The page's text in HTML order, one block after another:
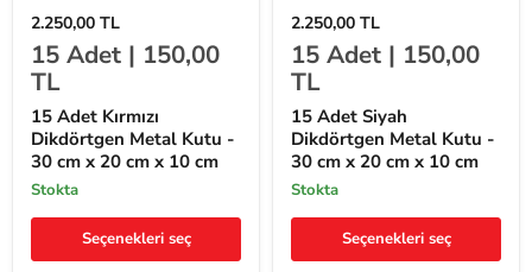
15
Adet
Kırmızı
Dikdörtgen
Metal
Kutu
30
cm
x
20
cm
10
2.250,00 TL
15 Adet | 150,00
TL
15 Adet Kırmızı
Dikdörtgen Metal Kutu -
30 cm x 20 cm x 10 cm
stokta
Seçenekleri seç
15
Adet
Siyah
Dikdörtgen
Metal
Kutu
30
cm
x
20
cm
10
2.250,00 TL
15 Adet | 150,00
TL
15 Adet Siyah
Dikdörtgen Metal Kutu -
30 cm x 20 cm x 10 cm
stokta
Seçenekleri seç